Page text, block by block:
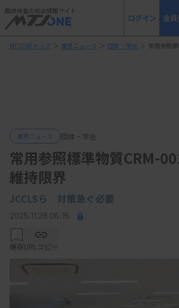
臨床検査の総合情報サイト
ログイン 会員
MTJONEトップ ＞ 業界ニュース ＞ 団体・学会 ＞ 常用参照
業界ニュース 団体・学会
常用参照標準物質CRM-
維持限界
JCCLSら 対策急ぐ必要
2025.11.28 06:15
保存URLコピー